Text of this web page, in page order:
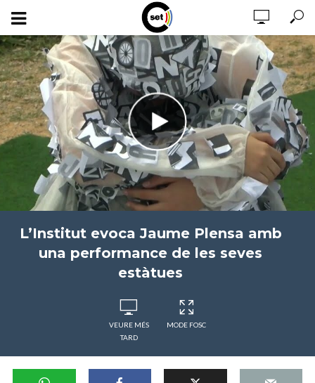
L’Institut evoca Jaume Plensa amb
una performance de les seves
estàtues
VEURE MÉS
TARD
MODE FOSC